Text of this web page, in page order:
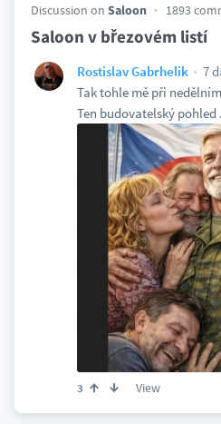
Discussion on Saloon 1893
Saloon v březovém listí
Rostislav Gabrhelik
7
Tak tohle mě při
Ten budovatelský pohled
3 View